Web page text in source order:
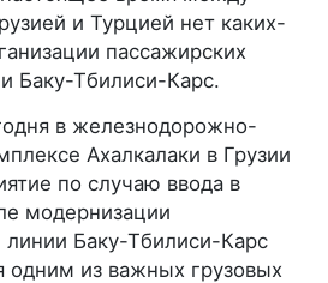
и Турцией нет каких-
пассажирских
Баку-Тбилиси-Карс.
в железнодорожно-
Ахалкалаки в Грузии
по случаю ввода в
модернизации
Баку-Тбилиси-Карс
из важных грузовых